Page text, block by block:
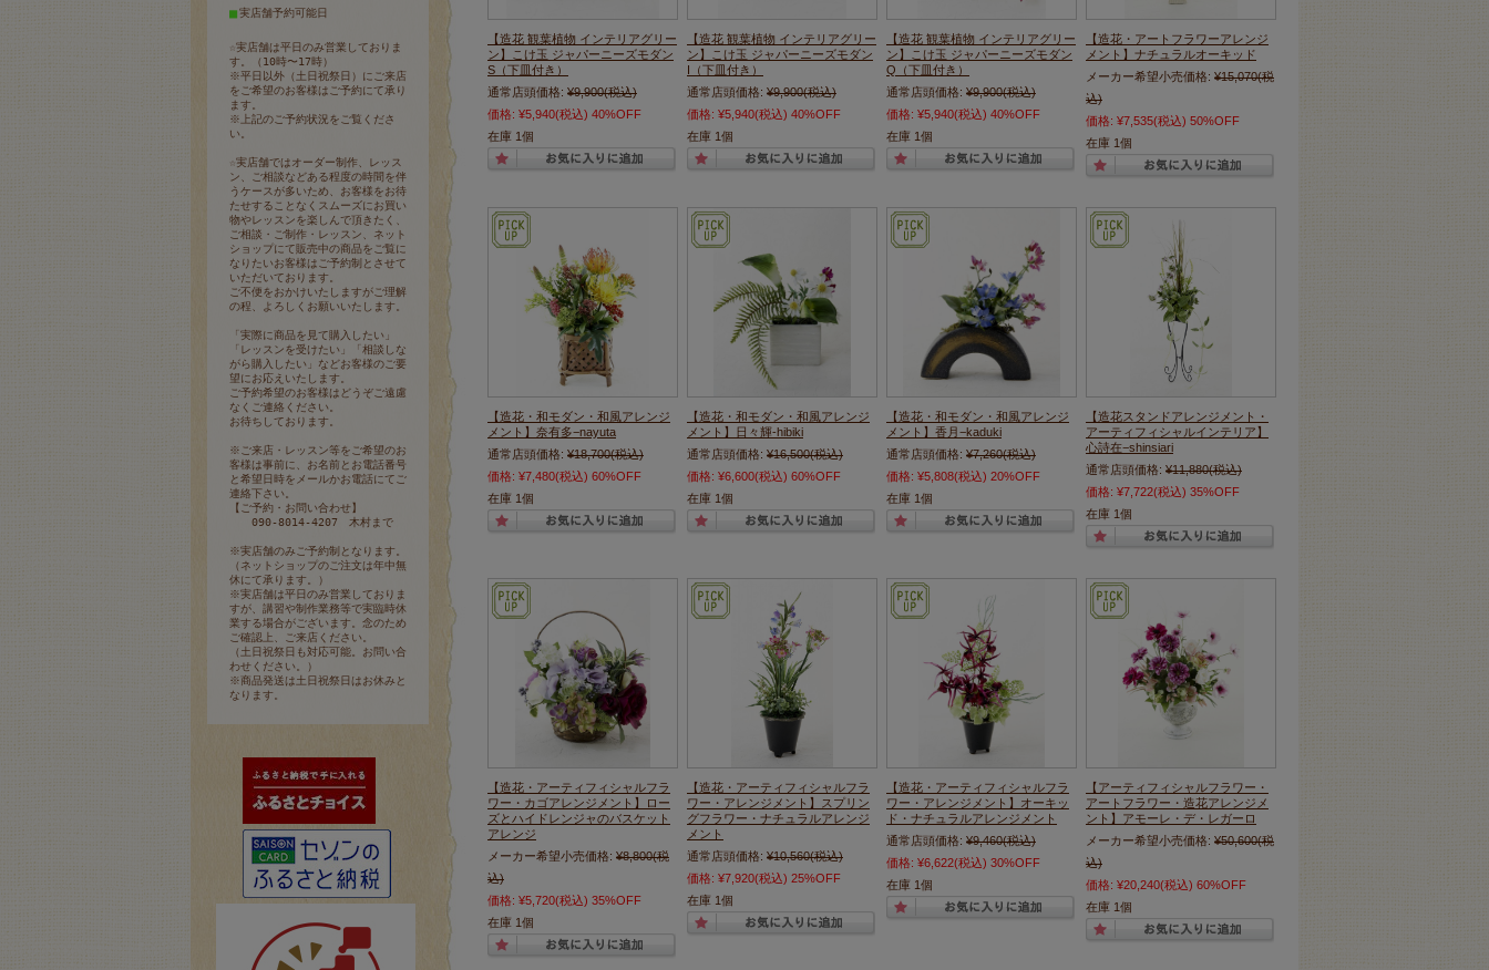
【造花 観葉植物 インテリアグリー
ン】こけ玉 ジャパーニーズモダン
S（下皿付き）
通常店頭価格: ¥9,900(税込)
価格: ¥5,940(税込) 40%OFF
在庫 1個
【造花 観葉植物 インテリアグリー
ン】こけ玉 ジャパーニーズモダン
I（下皿付き）
通常店頭価格: ¥9,900(税込)
価格: ¥5,940(税込) 40%OFF
在庫 1個
【造花 観葉植物 インテリアグリー
ン】こけ玉 ジャパーニーズモダン
Q（下皿付き）
通常店頭価格: ¥9,900(税込)
価格: ¥5,940(税込) 40%OFF
在庫 1個
【造花・アートフラワーアレンジ
メント】ナチュラルオーキッド
メーカー希望小売価格: ¥15,070(税
込)
価格: ¥7,535(税込) 50%OFF
在庫 1個
【造花・和モダン・和風アレンジ
メント】奈有多−nayuta
通常店頭価格: ¥18,700(税込)
価格: ¥7,480(税込) 60%OFF
在庫 1個
【造花・和モダン・和風アレンジ
メント】日々輝-hibiki
通常店頭価格: ¥16,500(税込)
価格: ¥6,600(税込) 60%OFF
在庫 1個
【造花・和モダン・和風アレンジ
メント】香月−kaduki
通常店頭価格: ¥7,260(税込)
価格: ¥5,808(税込) 20%OFF
在庫 1個
【造花スタンドアレンジメント・
アーティフィシャルインテリア】
心詩在−shinsiari
通常店頭価格: ¥11,880(税込)
価格: ¥7,722(税込) 35%OFF
在庫 1個
【造花・アーティフィシャルフラ
ワー・カゴアレンジメント】ロー
ズとハイドレンジャのバスケット
アレンジ
メーカー希望小売価格: ¥8,800(税
込)
価格: ¥5,720(税込) 35%OFF
在庫 1個
【造花・アーティフィシャルフラ
ワー・アレンジメント】スプリン
グフラワー・ナチュラルアレンジ
メント
通常店頭価格: ¥10,560(税込)
価格: ¥7,920(税込) 25%OFF
在庫 1個
【造花・アーティフィシャルフラ
ワー・アレンジメント】オーキッ
ド・ナチュラルアレンジメント
通常店頭価格: ¥9,460(税込)
価格: ¥6,622(税込) 30%OFF
在庫 1個
【アーティフィシャルフラワー・
アートフラワー・造花アレンジメ
ント】アモーレ・デ・レガーロ
メーカー希望小売価格: ¥50,600(税
込)
価格: ¥20,240(税込) 60%OFF
在庫 1個
■実店舗予約可能日
☆実店舗は平日のみ営業しておりま
す。（10時〜17時）
※平日以外（土日祝祭日）にご来店
をご希望のお客様はご予約にて承り
ます。
※上記のご予約状況をご覧くださ
い。
☆実店舗ではオーダー制作、レッス
ン、ご相談などある程度の時間を伴
うケースが多いため、お客様をお待
たせすることなくスムーズにお買い
物やレッスンを楽しんで頂きたく、
ご相談・ご制作・レッスン、ネット
ショップにて販売中の商品をご覧に
なりたいお客様はご予約制とさせて
いただいております。
ご不便をおかけいたしますがご理解
の程、よろしくお願いいたします。
「実際に商品を見て購入したい」
「レッスンを受けたい」「相談しな
がら購入したい」などお客様のご要
望にお応えいたします。
ご予約希望のお客様はどうぞご遠慮
なくご連絡ください。
お待ちしております。
※ご来店・レッスン等をご希望のお
客様は事前に、お名前とお電話番号
と希望日時をメールかお電話にてご
連絡下さい。
【ご予約・お問い合わせ】
090-8014-4207 木村まで
※実店舗のみご予約制となります。
（ネットショップのご注文は年中無
休にて承ります。）
※実店舗は平日のみ営業しておりま
すが、講習や制作業務等で実臨時休
業する場合がございます。念のため
ご確認上、ご来店ください。
（土日祝祭日も対応可能。お問い合
わせください。）
※商品発送は土日祝祭日はお休みと
なります。